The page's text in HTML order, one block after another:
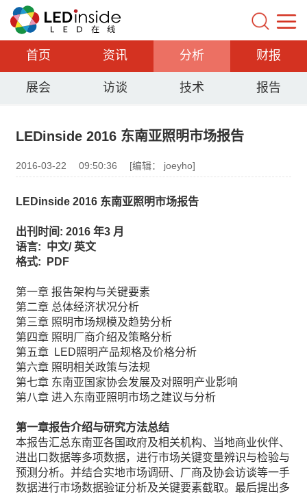
首页 资讯 分析 财报
展会 访谈 技术 报告
LEDinside 2016 东南亚照明市场报告
2016-03-22 09:50:36 [编辑： joeyho]
LEDinside 2016 东南亚照明市场报告
出刊时间 : 2016 年3 月
语言: 中文/ 英文
格式: PDF
第一章 报告架构与关键要素
第二章 总体经济状况分析
第三章 照明市场规模及趋势分析
第四章 照明厂商介绍及策略分析
第五章 LED照明产品规格及价格分析
第六章 照明相关政策与法规
第七章 东南亚国家协会发展及对照明产业影响
第八章 进入东南亚照明市场之建议与分析
第一章报告介绍与研究方法总结
本报告汇总东南亚各国政府及相关机构、当地商业伙伴、
进出口数据等多项数据，进行市场关键变量辨识与检验与
预测分析。并结合实地市场调研、厂商及协会访谈等一手
数据进行市场数据验证分析及关键要素截取。最后提出多